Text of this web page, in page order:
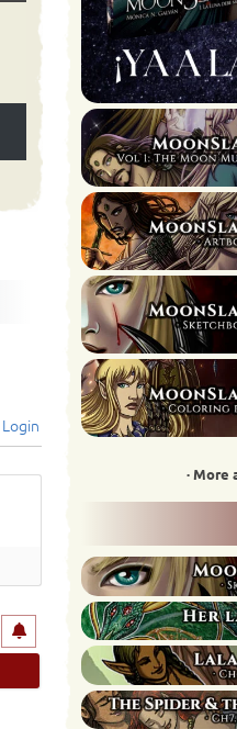
Login
· More